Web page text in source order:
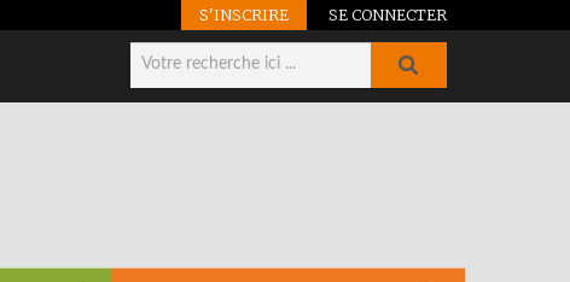
S'INSCRIRE SE CONNECTER